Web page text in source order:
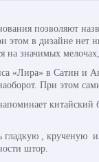
позволяют
в дизайне нет
на значимых
«Лира» в Сатин
При этом
гладкую ,
штор.